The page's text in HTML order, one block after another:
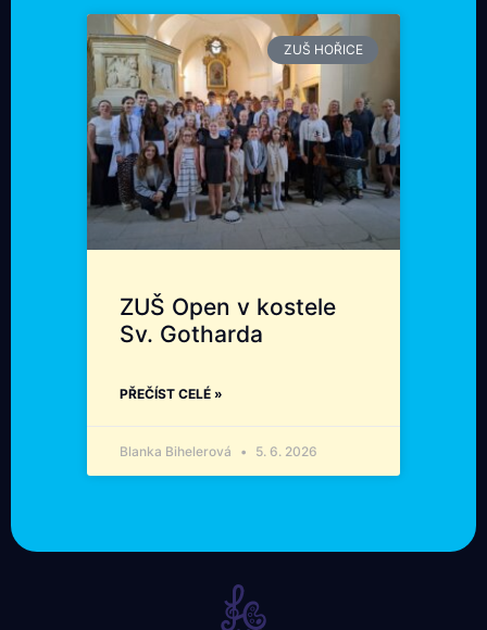
ZUŠ HOŘICE
ZUŠ Open v kostele
Sv. Gotharda
PŘEČÍST CELÉ »
Blanka Bihelerová 5. 6. 2026